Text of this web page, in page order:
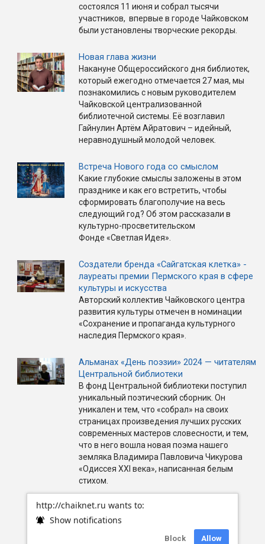
http://chaiknet.ru wants to:
Show notifications
Block Allow
состоялся 11 июня и собрал тысячи
участников, впервые в городе Чайковском
были установлены творческие рекорды.
Новая глава жизни
Накануне Общероссийского дня библиотек,
который ежегодно отмечается 27 мая, мы
познакомились с новым руководителем
Чайковской централизованной
библиотечной системы. Её возглавил
Гайнулин Артём Айратович – идейный,
неравнодушный молодой человек.
Встреча Нового года со смыслом
Какие глубокие смыслы заложены в этом
празднике и как его встретить, чтобы
сформировать благополучие на весь
следующий год? Об этом рассказали в
культурно-просветительском
Фонде «Светлая Идея».
Создатели бренда «Сайгатская клетка» -
лауреаты премии Пермского края в сфере
культуры и искусства
Авторский коллектив Чайковского центра
развития культуры отмечен в номинации
«Сохранение и пропаганда культурного
наследия Пермского края».
Альманах «День поэзии» 2024 — читателям
Центральной библиотеки
В фонд Центральной библиотеки поступил
уникальный поэтический сборник. Он
уникален и тем, что «собрал» на своих
страницах произведения лучших русских
современных мастеров словесности, и тем,
что в него вошла новая поэма нашего
земляка Владимира Павловича Чикурова
«Одиссея XXI века», написанная белым
стихом.